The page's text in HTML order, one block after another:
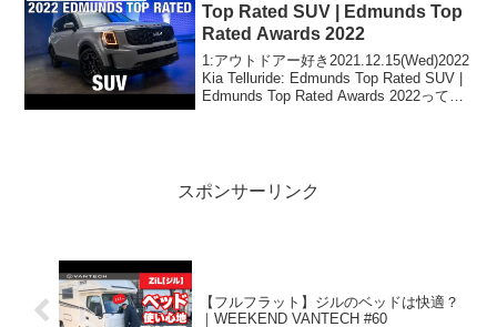
Top Rated SUV | Edmunds Top
Rated Awards 2022
1:アウトドアー好き2021.12.15(Wed)2022
Kia Telluride: Edmunds Top Rated SUV |
Edmunds Top Rated Awards 2022って人
スポンサーリンク
【フルフラット】ジルのベッドは快適？
｜WEEKEND VANTECH #60